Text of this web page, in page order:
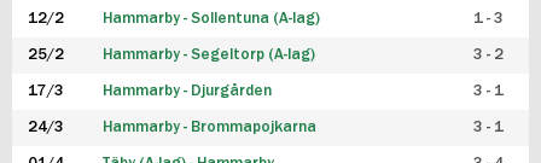
F19
FUTSAL HERR
FUTSAL DAM
12/2 Hammarby - Sollentuna (A-lag) 1 - 3
25/2 Hammarby - Segeltorp (A-lag) 3 - 2
17/3 Hammarby - Djurgården 3 - 1
24/3 Hammarby - Brommapojkarna 3 - 1